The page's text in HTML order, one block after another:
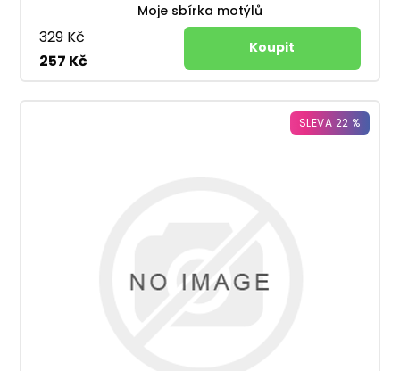
Moje sbírka motýlů
329 Kč
257 Kč
SLEVA 22 %